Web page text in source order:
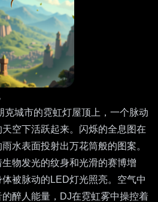
克城市的霓虹灯屋顶上，一个脉动
空下活跃起来。闪烁的全息图在
水表面投射出万花筒般的图案。
物发光的纹身和光滑的赛博增
被脉动的LED灯光照亮。空气中
醉人能量，DJ在霓虹雾中操控着